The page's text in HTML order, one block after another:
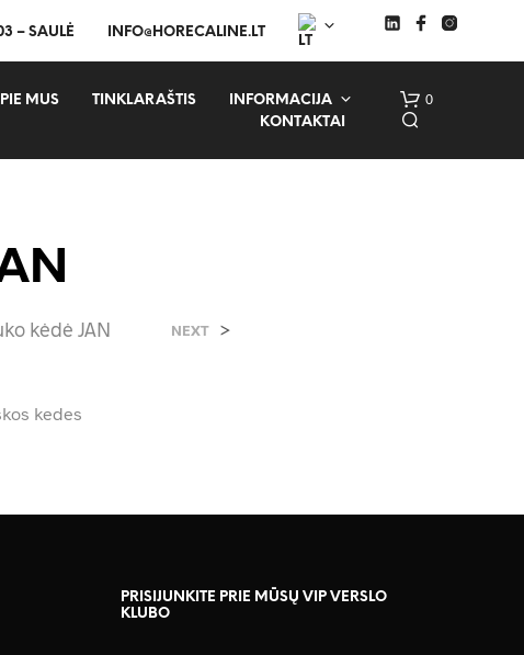
– SAULĖ INFO@HORECALINE.LT
MUS TINKLARAŠTIS
INFORMACIJA
KONTAKTAI
0
kėdė JAN NEXT >
PRISIJUNKITE PRIE MŪSŲ VIP VERSLO
KLUBO